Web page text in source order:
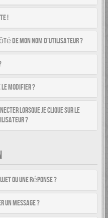
!
de mon nom d’utilisateur ?
le modifier ?
lorsque je clique sur le
?
ou une réponse ?
un message ?